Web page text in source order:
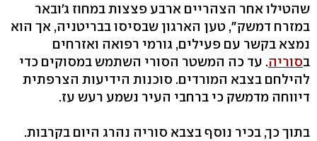
שהטילו אחר הצהריים ארבע פצצות במחוז ג'ובאר
במזרח דמשק", טען הארגון שבסיסו בבריטניה, אך הוא
נמצא בקשר עם פעילים, גורמי רפואה ואזרחים
בסוריה. עד כה המשטר הסורי השתמש במסוקים כדי
להילחם בצבא המורדים. סוכנות הידיעות הצרפתית
דיווחה מדמשק כי ברחבי העיר נשמע רעש עז.
בתוך כך, בכיר נוסף בצבא סוריה נהרג היום בקרבות.